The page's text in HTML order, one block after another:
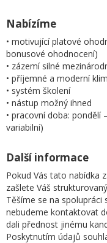
Nabízíme
• motivující platové
bonusové ohodnocení)
• zázemí silné
• příjemné a moderní
• systém školení
• nástup možný ihned
• pracovní doba: pondělí
variabilní)
Další informace
Pokud Vás tato nabídka
zašlete Váš
Těšíme se na spolupráci
nebudeme kontaktovat
dali přednost jinému
Poskytnutím údajů